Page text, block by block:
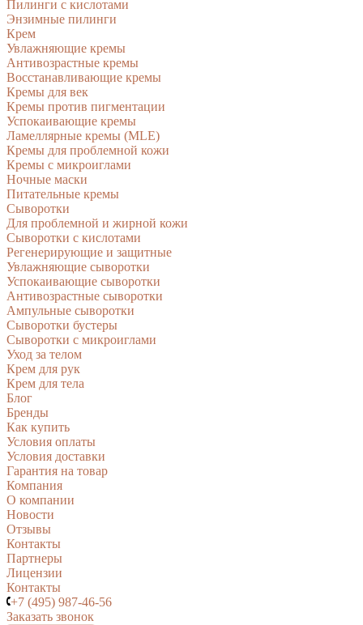
Пилинги с кислотами
Энзимные пилинги
Крем
Увлажняющие кремы
Антивозрастные кремы
Восстанавливающие кремы
Кремы для век
Кремы против пигментации
Успокаивающие кремы
Ламеллярные кремы (MLE)
Кремы для проблемной кожи
Кремы с микроиглами
Ночные маски
Питательные кремы
Сыворотки
Для проблемной и жирной кожи
Сыворотки с кислотами
Регенерирующие и защитные
Увлажняющие сыворотки
Успокаивающие сыворотки
Антивозрастные сыворотки
Ампульные сыворотки
Сыворотки бустеры
Сыворотки с микроиглами
Уход за телом
Крем для рук
Крем для тела
Блог
Бренды
Как купить
Условия оплаты
Условия доставки
Гарантия на товар
Компания
О компании
Новости
Отзывы
Контакты
Партнеры
Лицензии
Контакты
+7 (495) 987-46-56
Заказать звонок